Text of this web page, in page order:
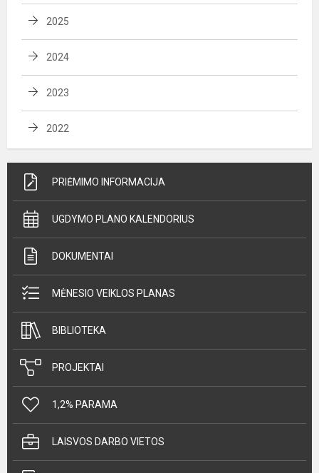
2025
2024
2023
2022
PRIĖMIMO INFORMACIJA
UGDYMO PLANO KALENDORIUS
DOKUMENTAI
MĖNESIO VEIKLOS PLANAS
BIBLIOTEKA
PROJEKTAI
1,2% PARAMA
LAISVOS DARBO VIETOS